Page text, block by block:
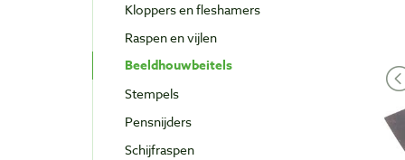
Kloppers en fleshamers
Raspen en vijlen
Beeldhouwbeitels
Stempels
Pensnijders
Schijfraspen